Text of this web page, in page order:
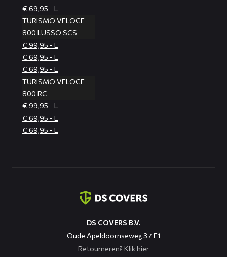
€ 69,95 - L
TURISMO VELOCE
800 LUSSO SCS
€ 99,95 - L
€ 69,95 - L
€ 69,95 - L
TURISMO VELOCE
800 RC
€ 99,95 - L
€ 69,95 - L
€ 69,95 - L
DS COVERS B.V.
Oude Apeldoornseweg 37 E1
Retourneren? Klik hier